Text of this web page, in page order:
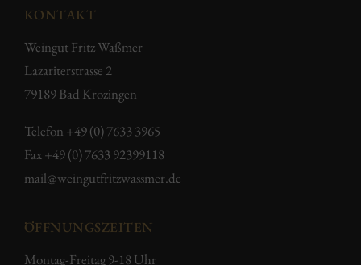
KONTAKT
Weingut Fritz Waßmer
Lazariterstrasse 2
79189 Bad Krozingen
Telefon +49 (0) 7633 3965
Fax +49 (0) 7633 92399118
mail@weingutfritzwassmer.de
ÖFFNUNGSZEITEN
Montag-Freitag 9-18 Uhr